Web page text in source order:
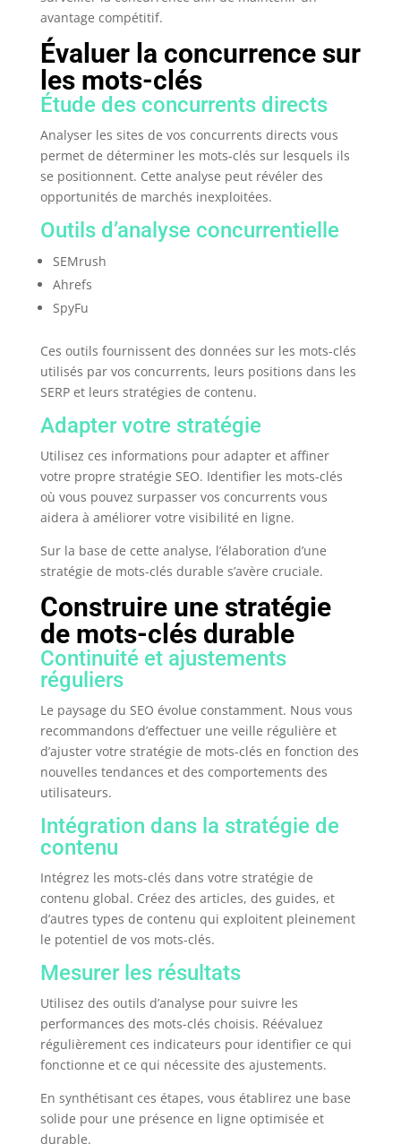
avantage compétitif.
Évaluer la concurrence sur
les mots-clés
Étude des concurrents directs
Analyser les sites de vos concurrents directs vous
permet de déterminer les mots-clés sur lesquels ils
se positionnent. Cette analyse peut révéler des
opportunités de marchés inexploitées.
Outils d’analyse concurrentielle
SEMrush
Ahrefs
SpyFu
Ces outils fournissent des données sur les mots-clés
utilisés par vos concurrents, leurs positions dans les
SERP et leurs stratégies de contenu.
Adapter votre stratégie
Utilisez ces informations pour adapter et affiner
votre propre stratégie SEO. Identifier les mots-clés
où vous pouvez surpasser vos concurrents vous
aidera à améliorer votre visibilité en ligne.
Sur la base de cette analyse, l’élaboration d’une
stratégie de mots-clés durable s’avère cruciale.
Construire une stratégie
de mots-clés durable
Continuité et ajustements
réguliers
Le paysage du SEO évolue constamment. Nous vous
recommandons d’effectuer une veille régulière et
d’ajuster votre stratégie de mots-clés en fonction des
nouvelles tendances et des comportements des
utilisateurs.
Intégration dans la stratégie de
contenu
Intégrez les mots-clés dans votre stratégie de
contenu global. Créez des articles, des guides, et
d’autres types de contenu qui exploitent pleinement
le potentiel de vos mots-clés.
Mesurer les résultats
Utilisez des outils d’analyse pour suivre les
performances des mots-clés choisis. Réévaluez
régulièrement ces indicateurs pour identifier ce qui
fonctionne et ce qui nécessite des ajustements.
En synthétisant ces étapes, vous établirez une base
solide pour une présence en ligne optimisée et
durable.